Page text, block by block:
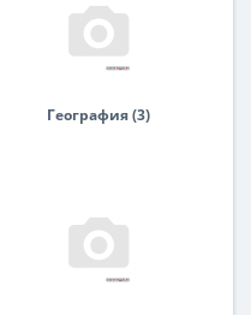
География (3)